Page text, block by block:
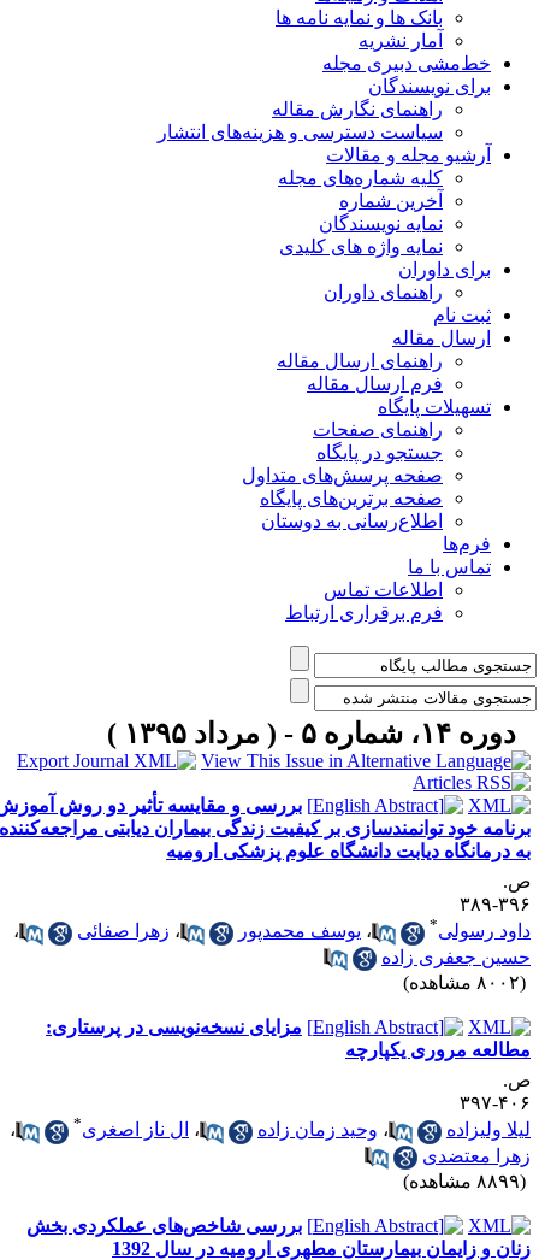
بانک ها و نمایه نامه ها
آمار نشریه
خط‌مشی دبیری مجله
برای نویسندگان
راهنمای نگارش مقاله
سیاست دسترسی و هزینه‌های انتشار
آرشیو مجله و مقالات
کلیه شماره‌های مجله
آخرین شماره
نمایه نویسندگان
نمایه واژه های کلیدی
برای داوران
راهنمای داوران
ثبت نام
ارسال مقاله
راهنمای ارسال مقاله
فرم ارسال مقاله
تسهیلات پایگاه
راهنمای صفحات
جستجو در پایگاه
صفحه پرسش‌های متداول
صفحه برترین‌های پایگاه
اطلاع‌رسانی به دوستان
فرم‌ها
تماس با ما
اطلاعات تماس
فرم برقراری ارتباط
دوره ۱۴، شماره ۵ - ( مرداد ۱۳۹۵ )
بررسی و مقایسه تأثیر دو روش آموزش
خود توانمندسازی بر کیفیت زندگی بیماران دیابتی مراجعه‌کننده
درمانگاه دیابت دانشگاه علوم پزشکی ارومیه
۳۸۹
رسولی
،یوسف محمدپور ،زهرا صفائی
،
جعفری زاده
مزایای نسخه‌نویسی در پرستاری:
مروری یکپارچه
۳۹۷
ولیزاده
،وحید زمان زاده ،ال ناز اصغری
،
معتضدی
بررسی شاخص‌های عملکردی بخش
و زایمان بیمارستان مطهری ارومیه در سال 1392